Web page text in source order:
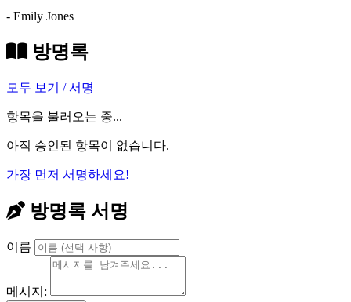
- Emily Jones
방명록
모두 보기 / 서명
항목을 불러오는 중...
아직 승인된 항목이 없습니다.
가장 먼저 서명하세요!
방명록 서명
이름
메시지: